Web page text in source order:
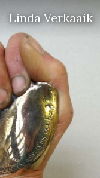
Linda Verkaaik